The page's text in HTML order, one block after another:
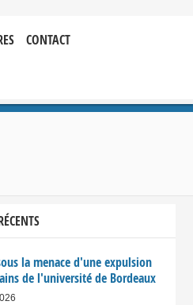
CONTACT
la menace d'une expulsion
de l'université de Bordeaux